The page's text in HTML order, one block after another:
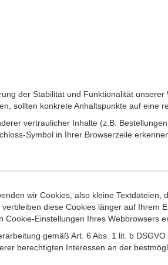
der Stabilität und Funktionalität
sollten konkrete Anhaltspunkte auf eine
vertraulicher Inhalte (z.B.
Symbol in Ihrer Browserzeile
wir Cookies, also kleine Textdateien,
diese Cookies länger auf Ihrem
Einstellungen Ihres Webbrowsers
gemäß Art. 6 Abs. 1 lit. b
berechtigten Interessen an der